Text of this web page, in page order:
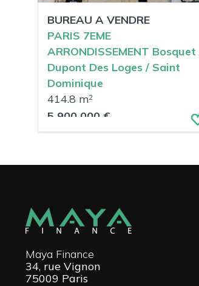
BUREAU A VENDRE
PARIS 7EME
ARRONDISSEMENT Bosquet
Dupont Des Loges / Saint
Dominique
414.8 m2
5 900 000 €
Maya Finance
34, rue Vignon
75009 Paris